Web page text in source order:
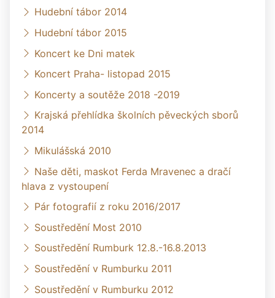
Hudební tábor 2014
Hudební tábor 2015
Koncert ke Dni matek
Koncert Praha- listopad 2015
Koncerty a soutěže 2018 -2019
Krajská přehlídka školních pěveckých sborů
2014
Mikulášská 2010
Naše děti, maskot Ferda Mravenec a dračí
hlava z vystoupení
Pár fotografií z roku 2016/2017
Soustředění Most 2010
Soustředění Rumburk 12.8.-16.8.2013
Soustředění v Rumburku 2011
Soustředění v Rumburku 2012